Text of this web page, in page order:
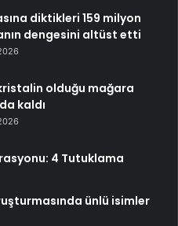
diktikleri 159 milyon
dengesini altüst etti
olduğu mağara
kaldı
4 Tutuklama
ünlü isimler